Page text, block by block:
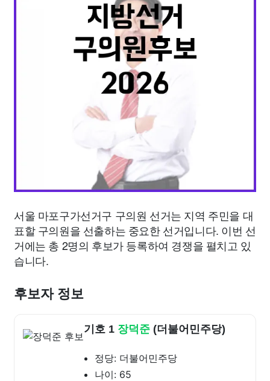
교육 교통 생활 기타
서울 마포구가선거구 구의원 선거는 지역 주민을 대
표할 구의원을 선출하는 중요한 선거입니다. 이번 선
거에는 총 2명의 후보가 등록하여 경쟁을 펼치고 있
습니다.
후보자 정보
기호 1 장덕준 (더불어민주당)
정당: 더불어민주당
나이: 65